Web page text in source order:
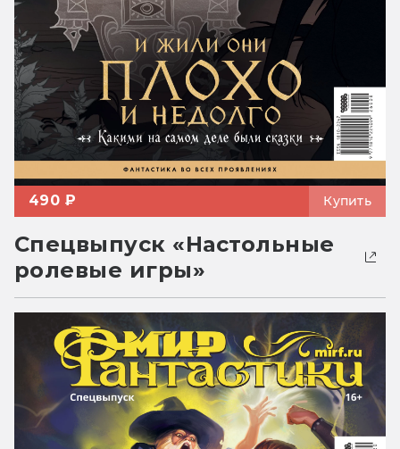
490 ₽ Купить
Спецвыпуск «Настольные
ролевые игры»